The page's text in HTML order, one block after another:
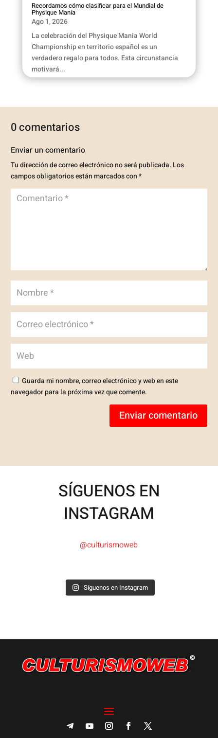
Recordamos cómo clasificar para el Mundial de
Physique Manía
Ago 1, 2026
La celebración del Physique Mania World
Championship en territorio español es un
verdadero regalo para todos. Esta circunstancia
motivará...
0 comentarios
Enviar un comentario
Tu dirección de correo electrónico no será publicada. Los
campos obligatorios están marcados con*
Guarda mi nombre, correo electrónico y web en este
navegador para la próxima vez que comente.
Enviar comentario
SÍGUENOS EN
INSTAGRAM
@culturismoweb
Síguenos en Instagram